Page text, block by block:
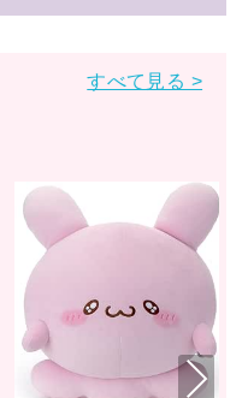
すべて見る >
Nex